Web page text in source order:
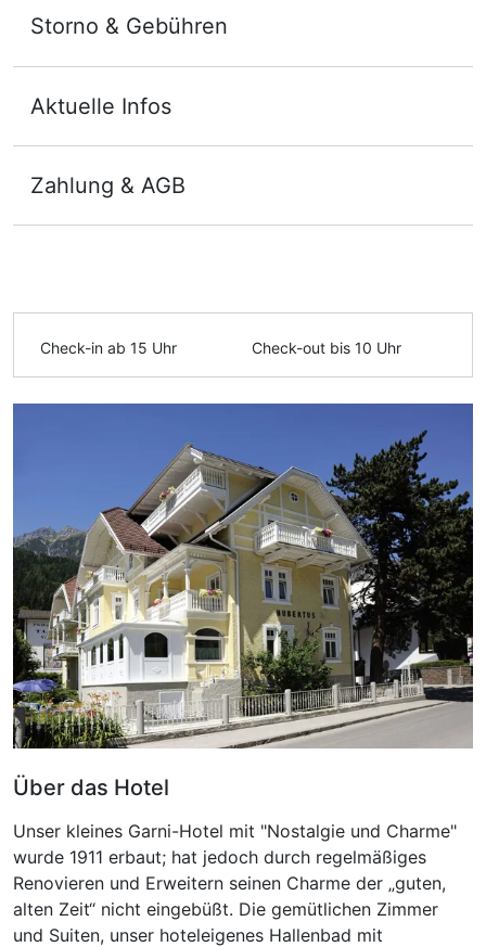
Ausstattung
Für 3 Tage p.P. ab200,00 €
Einzelzimmer
1 Erwachsenen
Storno & Gebühren
Aktuelle Infos
Zahlung & AGB
Check-in ab 15 Uhr Check-out bis 10 Uhr
Über das Hotel
Unser kleines Garni-Hotel mit "Nostalgie und Charme"
wurde 1911 erbaut; hat jedoch durch regelmäßiges
Renovieren und Erweitern seinen Charme der „guten,
alten Zeit“ nicht eingebüßt. Die gemütlichen Zimmer
und Suiten, unser hoteleigenes Hallenbad mit